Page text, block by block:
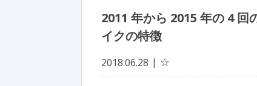
2011 年から 2015 年の 4
イクの特徴
2018.06.28 ☆